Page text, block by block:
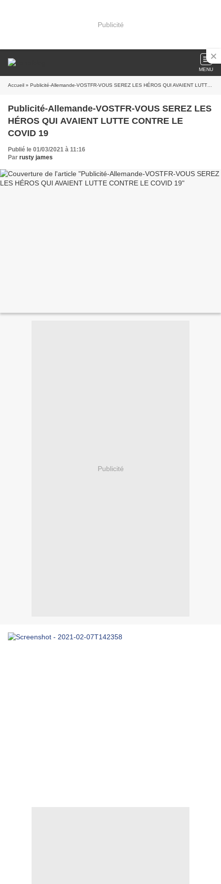
Publicité
MENU
Accueil » Publicité-Allemande-VOSTFR-VOUS SEREZ LES HÉROS QUI AVAIENT LUTTE CONTRE LE COVID 19
Publicité-Allemande-VOSTFR-VOUS SEREZ LES
HÉROS QUI AVAIENT LUTTE CONTRE LE
COVID 19
Publié le 01/03/2021 à 11:16
Par rusty james
Publicité